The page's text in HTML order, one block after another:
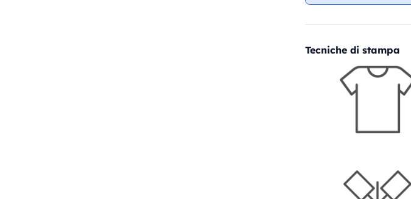
Tecniche di stampa